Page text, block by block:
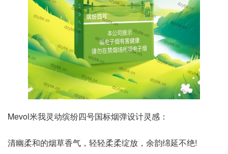
Mevol米我灵动缤纷四号国标烟弹设计灵感：
清幽柔和的烟草香气，轻轻柔柔绽放，余韵绵延不绝!